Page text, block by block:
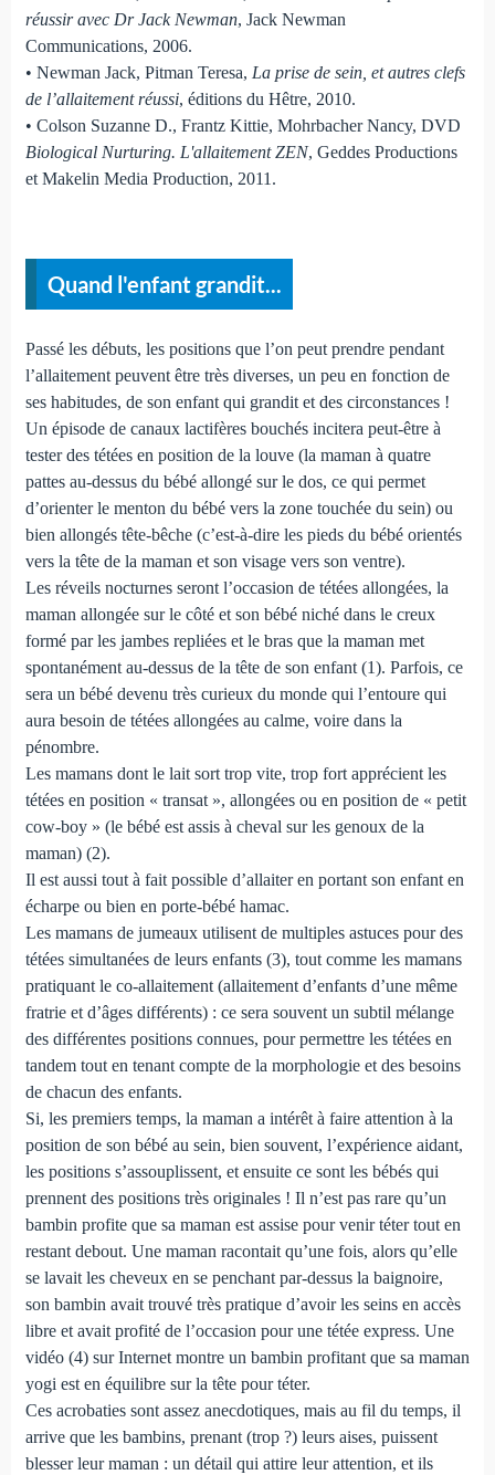
réussir avec Dr Jack Newman, Jack Newman
Communications, 2006.
• Newman Jack, Pitman Teresa, La prise de sein, et autres clefs
de l’allaitement réussi, éditions du Hêtre, 2010.
• Colson Suzanne D., Frantz Kittie, Mohrbacher Nancy, DVD
Biological Nurturing. L'allaitement ZEN, Geddes Productions
et Makelin Media Production, 2011.
Quand l'enfant grandit...
Passé les débuts, les positions que l’on peut prendre pendant
l’allaitement peuvent être très diverses, un peu en fonction de
ses habitudes, de son enfant qui grandit et des circonstances !
Un épisode de canaux lactifères bouchés incitera peut-être à
tester des tétées en position de la louve (la maman à quatre
pattes au-dessus du bébé allongé sur le dos, ce qui permet
d’orienter le menton du bébé vers la zone touchée du sein) ou
bien allongés tête-bêche (c’est-à-dire les pieds du bébé orientés
vers la tête de la maman et son visage vers son ventre).
Les réveils nocturnes seront l’occasion de tétées allongées, la
maman allongée sur le côté et son bébé niché dans le creux
formé par les jambes repliées et le bras que la maman met
spontanément au-dessus de la tête de son enfant (1). Parfois, ce
sera un bébé devenu très curieux du monde qui l’entoure qui
aura besoin de tétées allongées au calme, voire dans la
pénombre.
Les mamans dont le lait sort trop vite, trop fort apprécient les
tétées en position « transat », allongées ou en position de « petit
cow-boy » (le bébé est assis à cheval sur les genoux de la
maman) (2).
Il est aussi tout à fait possible d’allaiter en portant son enfant en
écharpe ou bien en porte-bébé hamac.
Les mamans de jumeaux utilisent de multiples astuces pour des
tétées simultanées de leurs enfants (3), tout comme les mamans
pratiquant le co-allaitement (allaitement d’enfants d’une même
fratrie et d’âges différents) : ce sera souvent un subtil mélange
des différentes positions connues, pour permettre les tétées en
tandem tout en tenant compte de la morphologie et des besoins
de chacun des enfants.
Si, les premiers temps, la maman a intérêt à faire attention à la
position de son bébé au sein, bien souvent, l’expérience aidant,
les positions s’assouplissent, et ensuite ce sont les bébés qui
prennent des positions très originales ! Il n’est pas rare qu’un
bambin profite que sa maman est assise pour venir téter tout en
restant debout. Une maman racontait qu’une fois, alors qu’elle
se lavait les cheveux en se penchant par-dessus la baignoire,
son bambin avait trouvé très pratique d’avoir les seins en accès
libre et avait profité de l’occasion pour une tétée express. Une
vidéo (4) sur Internet montre un bambin profitant que sa maman
yogi est en équilibre sur la tête pour téter.
Ces acrobaties sont assez anecdotiques, mais au fil du temps, il
arrive que les bambins, prenant (trop ?) leurs aises, puissent
blesser leur maman : un détail qui attire leur attention, et ils